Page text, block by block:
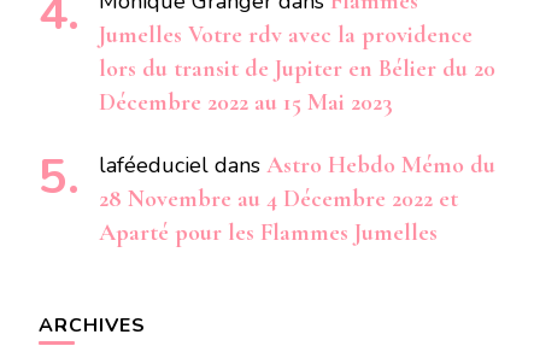
Jumelles Votre rdv avec la providence
lors du transit de Jupiter en Bélier du 20
Décembre 2022 au 15 Mai 2023
laféeduciel dans Astro Hebdo Mémo du
28 Novembre au 4 Décembre 2022 et
Aparté pour les Flammes Jumelles
ARCHIVES